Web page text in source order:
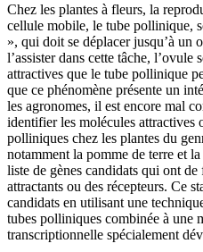
Chez les plantes à fleurs, la
cellule mobile, le tube pollinique,
», qui doit se déplacer jusqu’à un
l’assister dans cette tâche, l’ovule
attractives que le tube pollinique
que ce phénomène présente un
les agronomes, il est encore mal
identifier les molécules attractives
polliniques chez les plantes du
notamment la pomme de terre et
liste de gènes candidats qui ont
attractants ou des récepteurs. Ce
candidats en utilisant une
tubes polliniques combinée à une
transcriptionnelle spécialement